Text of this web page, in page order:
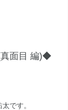
面目 編)◆
です。